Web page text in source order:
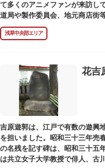
て多くのアニメファンが来訪し
道局や製作委員会、地元商店街
ました。
描かれているのは、主人公であ
っぱ橋に封印されていた謎の
設置年月日：令和3年4月13日
浅草中央部エリア
花吉
吉原遊郭は、江戸で有数の遊興
を担いました。昭和三十三年売
の名残を記す碑は、昭和三十五
は共立女子大学教授で俳人、古